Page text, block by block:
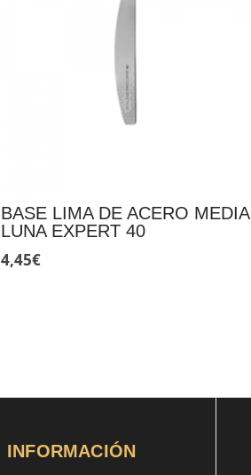
BASE LIMA DE ACERO MEDIA
LUNA EXPERT 40
4,45€
INFORMACIÓN